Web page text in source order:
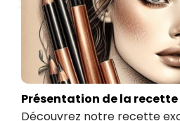
Présentation de la recette
Découvrez notre recette